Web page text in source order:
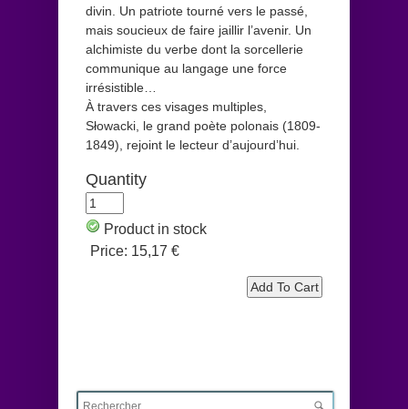
divin. Un patriote tourné vers le passé,
mais soucieux de faire jaillir l’avenir. Un
alchimiste du verbe dont la sorcellerie
communique au langage une force
irrésistible…
À travers ces visages multiples,
Słowacki, le grand poète polonais (1809-
1849), rejoint le lecteur d’aujourd’hui.
Quantity
Product in stock
Price: 15,17 €